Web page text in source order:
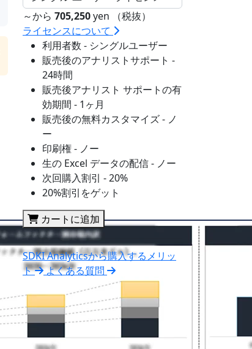
～から 705,250yen （税抜）
ライセンスについて
利用者数 - シングルユーザー
販売後のアナリストサポート -
24時間
販売後アナリスト サポートの有
効期間 - 1ヶ月
販売後の無料カスタマイズ - ノ
ー
印刷権 - ノー
生の Excel データの配信 - ノー
次回購入割引 - 20%
20%割引をゲット
カートに追加
SDKI Analyticsから購入するメリッ
ト
よくある質問